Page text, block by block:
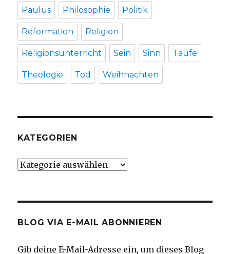
Paulus Philosophie Politik
Reformation Religion
Religionsunterricht Sein Sinn Taufe
Theologie Tod Weihnachten
KATEGORIEN
Kategorien
BLOG VIA E-MAIL ABONNIEREN
Gib deine E-Mail-Adresse ein, um dieses Blog